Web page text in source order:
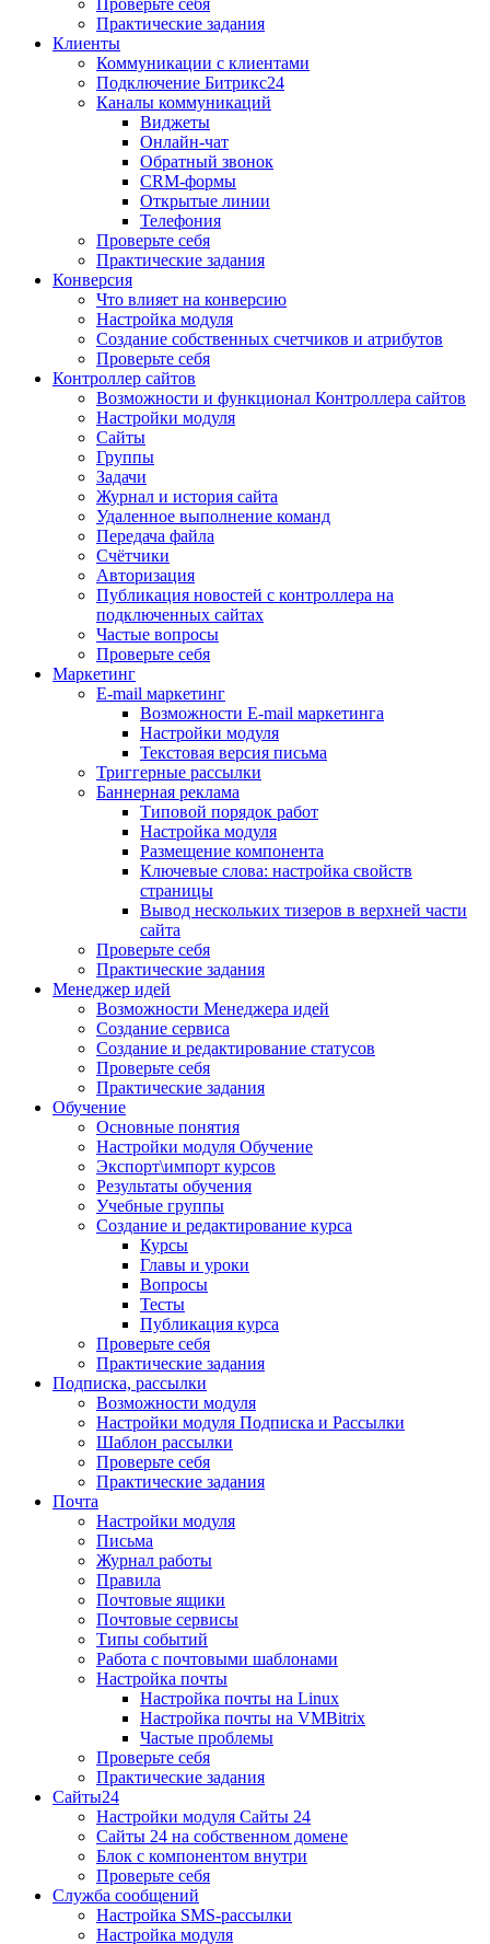
Проверьте себя
Практические задания
Клиенты
Коммуникации с клиентами
Подключение Битрикс24
Каналы коммуникаций
Виджеты
Онлайн-чат
Обратный звонок
CRM-формы
Открытые линии
Телефония
Проверьте себя
Практические задания
Конверсия
Что влияет на конверсию
Настройка модуля
Создание собственных счетчиков и атрибутов
Проверьте себя
Контроллер сайтов
Возможности и функционал Контроллера сайтов
Настройки модуля
Сайты
Группы
Задачи
Журнал и история сайта
Удаленное выполнение команд
Передача файла
Счётчики
Авторизация
Публикация новостей с контроллера на
подключенных сайтах
Частые вопросы
Проверьте себя
Маркетинг
E-mail маркетинг
Возможности E-mail маркетинга
Настройки модуля
Текстовая версия письма
Триггерные рассылки
Баннерная реклама
Типовой порядок работ
Настройка модуля
Размещение компонента
Ключевые слова: настройка свойств
страницы
Вывод нескольких тизеров в верхней части
сайта
Проверьте себя
Практические задания
Менеджер идей
Возможности Менеджера идей
Создание сервиса
Создание и редактирование статусов
Проверьте себя
Практические задания
Обучение
Основные понятия
Настройки модуля Обучение
Экспорт\импорт курсов
Результаты обучения
Учебные группы
Создание и редактирование курса
Курсы
Главы и уроки
Вопросы
Тесты
Публикация курса
Проверьте себя
Практические задания
Подписка, рассылки
Возможности модуля
Настройки модуля Подписка и Рассылки
Шаблон рассылки
Проверьте себя
Практические задания
Почта
Настройки модуля
Письма
Журнал работы
Правила
Почтовые ящики
Почтовые сервисы
Типы событий
Работа с почтовыми шаблонами
Настройка почты
Настройка почты на Linux
Настройка почты на VMBitrix
Частые проблемы
Проверьте себя
Практические задания
Сайты24
Настройки модуля Сайты 24
Сайты 24 на собственном домене
Блок с компонентом внутри
Проверьте себя
Служба сообщений
Настройка SMS-рассылки
Настройка модуля